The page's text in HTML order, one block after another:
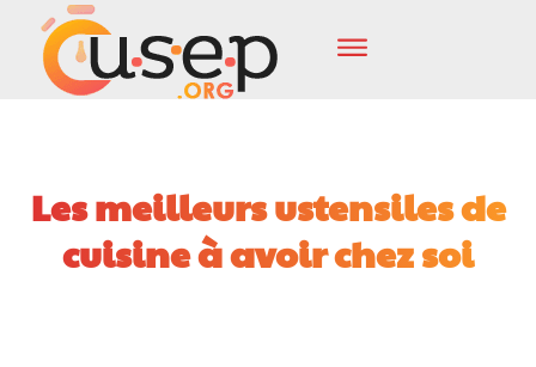
Les meilleurs ustensiles de
cuisine à avoir chez soi